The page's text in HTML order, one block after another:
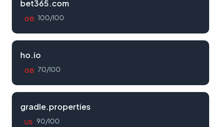
bet365.com
GB 100/100
ho.io
GB 70/100
gradle.properties
US 90/100